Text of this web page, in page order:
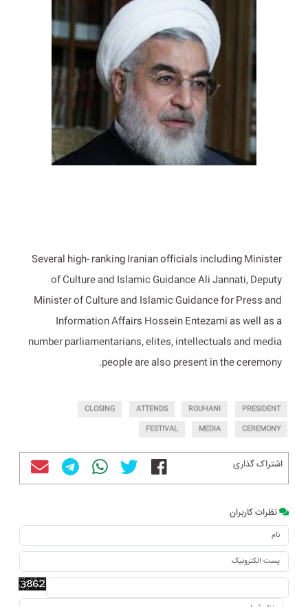
Several high- ranking Iranian officials including Minister
of Culture and Islamic Guidance Ali Jannati, Deputy
Minister of Culture and Islamic Guidance for Press and
Information Affairs Hossein Entezami as well as a
number parliamentarians, elites, intellectuals and media
people are also present in the ceremony.
PRESIDENT
ROUHANI
ATTENDS
CLOSING
CEREMONY
MEDIA
FESTIVAL
اشتراک گذاری
نظرات کاربران